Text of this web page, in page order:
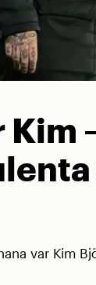
var Kim